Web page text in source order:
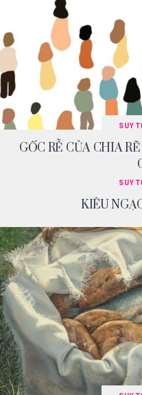
SUY
GỐC RỄ CỦA CHIA
SUY
KIÊU